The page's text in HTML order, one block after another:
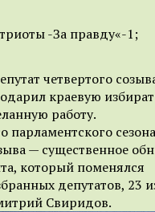
-За правду«-1;
четвертого
краевую
работу.
парламентского
— существенное
который поменялся
депутатов, 23
Свиридов.